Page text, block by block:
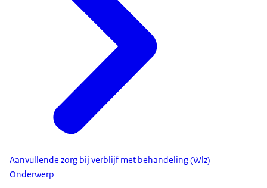
Aanvullende zorg bij verblijf met behandeling (Wlz)
Onderwerp